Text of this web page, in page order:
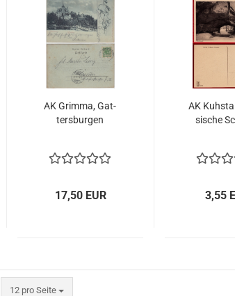
AK Grim­ma, Gat­
ters­bur­gen
17,50 EUR
AK
si­sche
3,55
12 pro Seite
pro Seite